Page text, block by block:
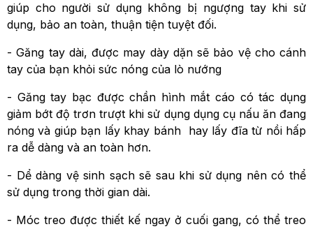
giúp cho người sử dụng không bị ngượng tay khi sử
dụng, bảo an toàn, thuận tiện tuyệt đối.
- Găng tay dài, được may dày dặn sẽ bảo vệ cho cánh
tay của bạn khỏi sức nóng của lò nướng
- Găng tay bạc được chần hình mắt cáo có tác dụng
giảm bớt độ trơn trượt khi sử dụng dụng cụ nấu ăn đang
nóng và giúp bạn lấy khay bánh hay lấy đĩa từ nồi hấp
ra dễ dàng và an toàn hơn.
- Dể dàng vệ sinh sạch sẽ sau khi sử dụng nên có thể
sử dụng trong thời gian dài.
- Móc treo được thiết kế ngay ở cuối gang, có thể treo